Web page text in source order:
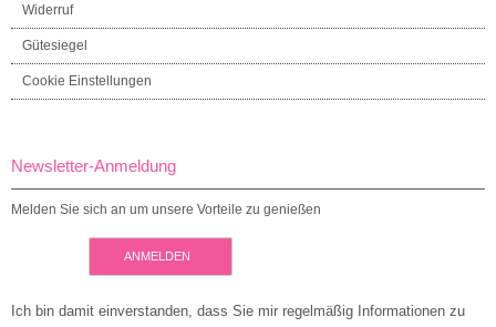
Widerruf
Gütesiegel
Cookie Einstellungen
Newsletter-Anmeldung
Melden Sie sich an um unsere Vorteile zu genießen
ANMELDEN
Ich bin damit einverstanden, dass Sie mir regelmäßig Informationen zu